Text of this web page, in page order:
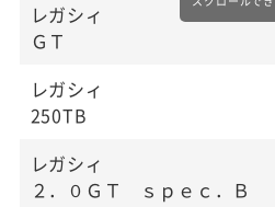
レガシィ
ＧＴ
レガシィ
250TB
レガシィ
２．０ＧＴ ｓｐｅｃ．Ｂ